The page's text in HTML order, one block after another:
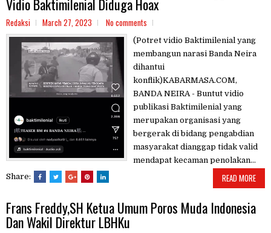
Vidio Baktimilenial Diduga Hoax
Redaksi March 27, 2023 No comments
(Potret vidio Baktimilenial yang
membangun narasi Banda Neira
dihantui
konflik)KABARMASA.COM,
BANDA NEIRA - Buntut vidio
publikasi Baktimilenial yang
merupakan organisasi yang
bergerak di bidang pengabdian
masyarakat dianggap tidak valid
mendapat kecaman penolakan...
Share:
READ MORE
Frans Freddy,SH Ketua Umum Poros Muda Indonesia
Dan Wakil Direktur LBHKu